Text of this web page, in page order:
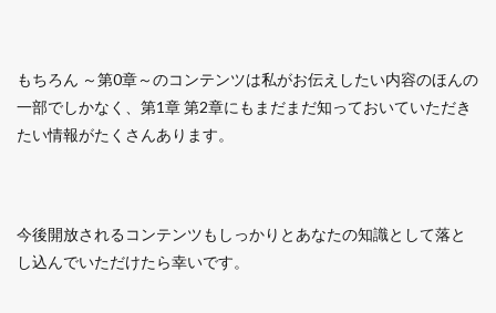
もちろん ～第0章～のコンテンツは私がお伝えしたい内容のほんの
一部でしかなく、第1章 第2章にもまだまだ知っておいていただき
たい情報がたくさんあります。
今後開放されるコンテンツもしっかりとあなたの知識として落と
し込んでいただけたら幸いです。